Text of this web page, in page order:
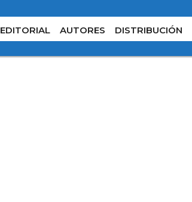
EDITORIAL AUTORES DISTRIBUCIÓN